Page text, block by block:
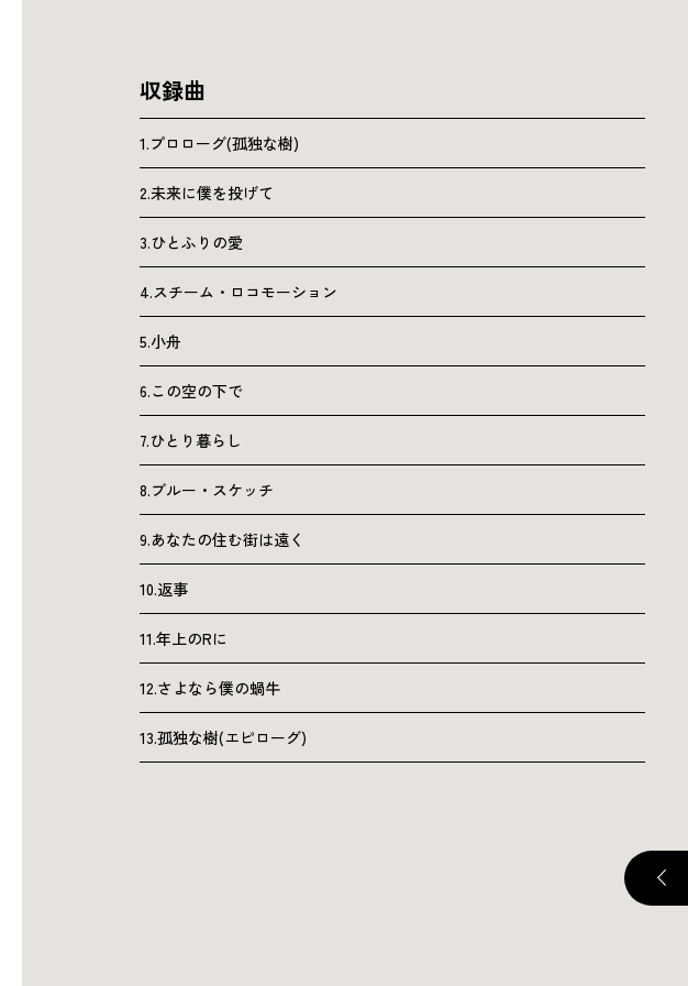
収録曲
1.プロローグ(孤独な樹)
2.未来に僕を投げて
3.ひとふりの愛
4.スチーム・ロコモーション
5.小舟
6.この空の下で
7.ひとり暮らし
8.ブルー・スケッチ
9.あなたの住む街は遠く
10.返事
11.年上のRに
12.さよなら僕の蝸牛
13.孤独な樹(エピローグ)